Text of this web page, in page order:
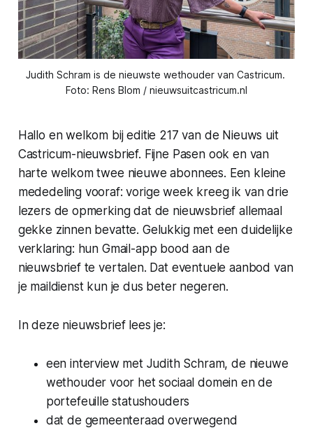
Judith Schram is de nieuwste wethouder van Castricum.
Foto: Rens Blom / nieuwsuitcastricum.nl
Hallo en welkom bij editie 217 van de Nieuws uit
Castricum-nieuwsbrief. Fijne Pasen ook en van
harte welkom twee nieuwe abonnees. Een kleine
mededeling vooraf: vorige week kreeg ik van drie
lezers de opmerking dat de nieuwsbrief allemaal
gekke zinnen bevatte. Gelukkig met een duidelijke
verklaring: hun Gmail-app bood aan de
nieuwsbrief te vertalen. Dat eventuele aanbod van
je maildienst kun je dus beter negeren.
In deze nieuwsbrief lees je:
een interview met Judith Schram, de nieuwe
wethouder voor het sociaal domein en de
portefeuille statushouders
dat de gemeenteraad overwegend